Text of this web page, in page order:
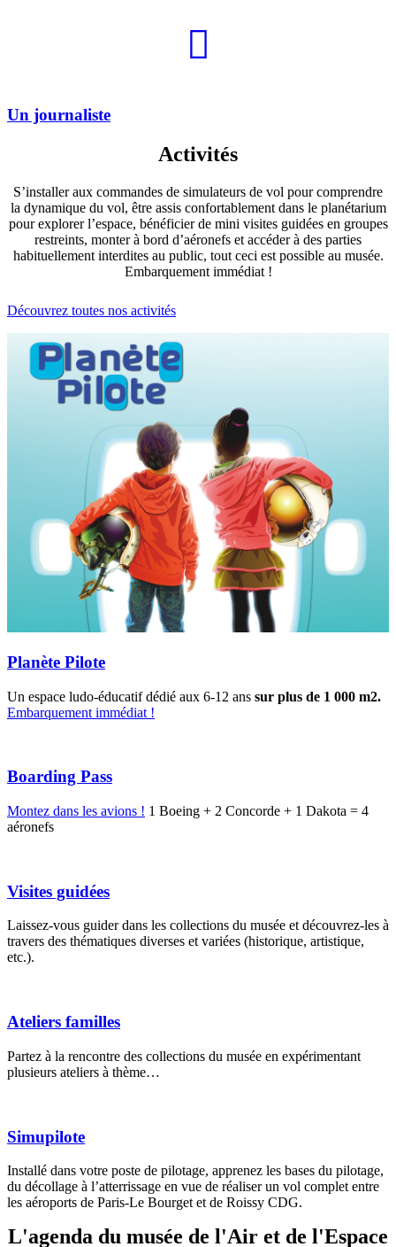
Un journaliste
Activités
S’installer aux commandes de simulateurs de vol pour comprendre
la dynamique du vol, être assis confortablement dans le planétarium
pour explorer l’espace, bénéficier de mini visites guidées en groupes
restreints, monter à bord d’aéronefs et accéder à des parties
habituellement interdites au public, tout ceci est possible au musée.
Embarquement immédiat !
Découvrez toutes nos activités
Planète Pilote
Un espace ludo-éducatif dédié aux 6-12 ans sur plus de 1 000 m2.
Embarquement immédiat !
Boarding Pass
Montez dans les avions ! 1 Boeing + 2 Concorde + 1 Dakota = 4
aéronefs
Visites guidées
Laissez-vous guider dans les collections du musée et découvrez-les à
travers des thématiques diverses et variées (historique, artistique,
etc.).
Ateliers familles
Partez à la rencontre des collections du musée en expérimentant
plusieurs ateliers à thème…
Simupilote
Installé dans votre poste de pilotage, apprenez les bases du pilotage,
du décollage à l’atterrissage en vue de réaliser un vol complet entre
les aéroports de Paris-Le Bourget et de Roissy CDG.
L'agenda du musée de l'Air et de l'Espace